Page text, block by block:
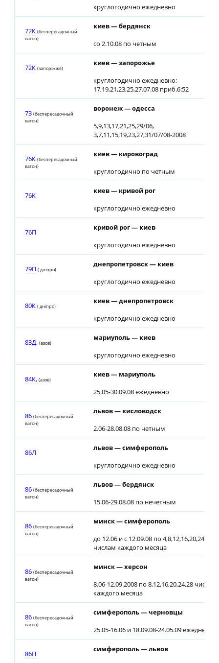
круглогодично ежедневно
72К (беспересадочный
вагон)
киев — бердянск
со 2.10.08 по четным
72К (запорiжжя)
киев — запорожье
круглогодично ежедневно;
17,19,21,23,25,27.07.08 приб.6:52
73 (беспересадочный
вагон)
воронеж — одесса
5,9,13,17,21,25,29/06,
3,7,11,15,19,23,27,31/07/08-2008
76К (беспересадочный
вагон)
киев — кировоград
круглогодично по четным
76К
киев — кривой рог
круглогодично ежедневно
76П
кривой рог — киев
круглогодично ежедневно
79П ( днiпро)
днепропетровск — киев
круглогодично ежедневно
80К ( днiпро)
киев — днепропетровск
круглогодично ежедневно
83Д, (азов)
мариуполь — киев
круглогодично ежедневно
84К, (азов)
киев — мариуполь
25.05-30.09.08 ежедневно
86 (беспересадочный
вагон)
львов — кисловодск
2.06-28.08.08 по четным
86Л
львов — симферополь
круглогодично ежедневно
86 (беспересадочный
вагон)
львов — бердянск
15.06-29.08.08 по нечетным
86 (беспересадочный
вагон)
минск — симферополь
до 12.06 и с 12.09.08 по 4,8,12,16,20,24,28
числам каждого месяца
86 (беспересадочный
вагон)
минск — херсон
8.06-12.09.2008 по 8,12,16,20,24,28 числам
каждого месяца
86 (беспересадочный
вагон)
симферополь — черновцы
25.05-16.06 и 18.09.08-24.05.09 ежедневно
86П
симферополь — львов